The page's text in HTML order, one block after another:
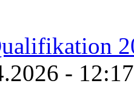
- 12:17